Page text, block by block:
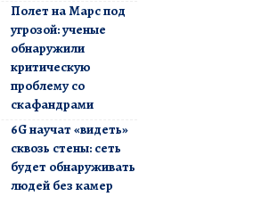
Полет на Марс под
угрозой: ученые
обнаружили
критическую
проблему со
скафандрами
6G научат «видеть»
сквозь стены: сеть
будет обнаруживать
людей без камер